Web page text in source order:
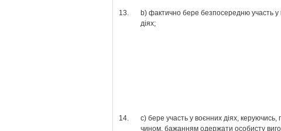
13.
b) фактично бере безпосередню участь у
діях;
14.
с) бере участь у воєнних діях, керуючись,
чином, бажанням одержати особисту